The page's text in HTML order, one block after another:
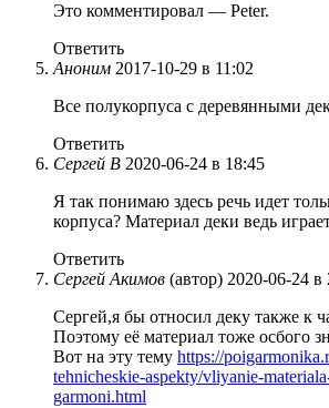
Это комментировал — Peter.
Ответить
Аноним 2017-10-29 в 11:02
Все полукорпуса с деревянными
Ответить
Сергей В 2020-06-24 в 18:45
Я так понимаю здесь речь идет
корпуса? Материал деки ведь
Ответить
Сергей Акимов (автор) 2020-06-24 в
Сергей,я бы относил деку также к
Поэтому её материал тоже осбого
Вот на эту тему https://
tehnicheskie-aspekty/vliyanie-
garmoni.html